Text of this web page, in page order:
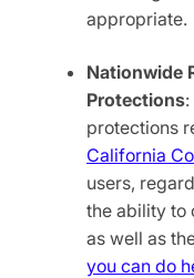
appropriate.
Nationwide
Protections
protections
California
users,
the ability to
as well as
you can do